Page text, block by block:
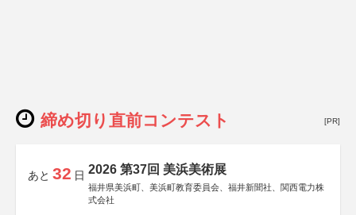
締め切り直前コンテスト [PR]
あと 32 日 2026 第37回 美浜美術展
福井県美浜町、美浜町教育委員会、福井新聞社、関西電力株
式会社